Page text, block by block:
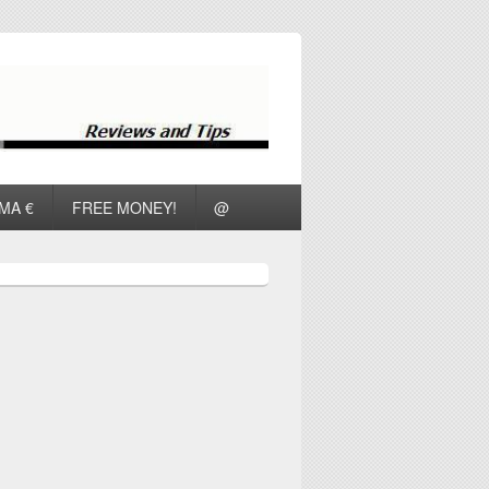
€ FREE MONEY! @